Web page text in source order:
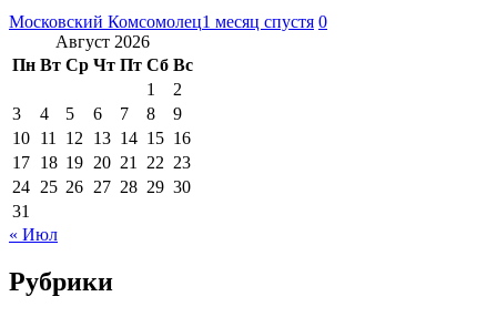
Московский Комсомолец1 месяц спустя 0
Август 2026
Пн Вт Ср Чт Пт Сб Вс
1
2
3
4 5 6 7 8
9
10 11 12 13 14 15 16
17 18 19 20 21 22 23
24 25 26 27 28 29 30
31
« Июл
Рубрики